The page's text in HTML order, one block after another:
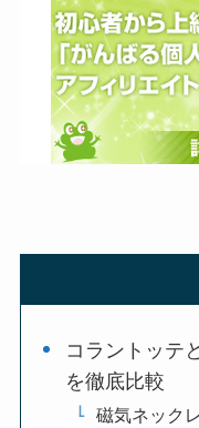
コラントッテ
を徹底比較
磁気ネック